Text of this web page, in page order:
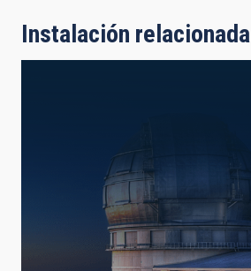
Instalación relacionada